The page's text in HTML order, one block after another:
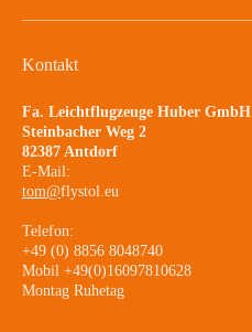
Kontakt
Fa. Leichtflugzeuge Huber GmbH
Steinbacher Weg 2
82387 Antdorf
E-Mail:
tom@flystol.eu
Telefon:
+49 (0) 8856 8048740
Mobil +49(0)16097810628
Montag Ruhetag